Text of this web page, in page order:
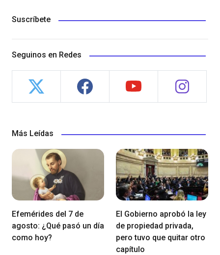
Suscríbete
Seguinos en Redes
Más Leídas
Efemérides del 7 de
agosto: ¿Qué pasó un día
como hoy?
El Gobierno aprobó la ley
de propiedad privada,
pero tuvo que quitar otro
capítulo